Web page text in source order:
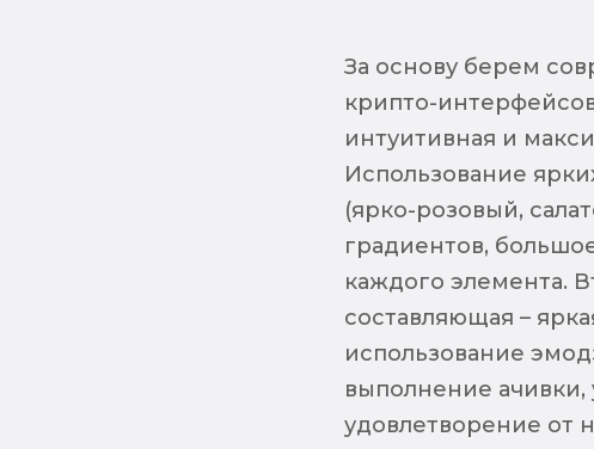
За основу берем
крипто-
интуитивная и
Использование
(ярко-розовый,
градиентов,
каждого элемента.
составляющая –
использование
выполнение
удовлетворение от